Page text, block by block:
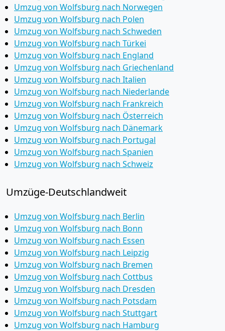
Umzug von Wolfsburg nach Norwegen
Umzug von Wolfsburg nach Polen
Umzug von Wolfsburg nach Schweden
Umzug von Wolfsburg nach Türkei
Umzug von Wolfsburg nach England
Umzug von Wolfsburg nach Griechenland
Umzug von Wolfsburg nach Italien
Umzug von Wolfsburg nach Niederlande
Umzug von Wolfsburg nach Frankreich
Umzug von Wolfsburg nach Österreich
Umzug von Wolfsburg nach Dänemark
Umzug von Wolfsburg nach Portugal
Umzug von Wolfsburg nach Spanien
Umzug von Wolfsburg nach Schweiz
Umzüge-Deutschlandweit
Umzug von Wolfsburg nach Berlin
Umzug von Wolfsburg nach Bonn
Umzug von Wolfsburg nach Essen
Umzug von Wolfsburg nach Leipzig
Umzug von Wolfsburg nach Bremen
Umzug von Wolfsburg nach Cottbus
Umzug von Wolfsburg nach Dresden
Umzug von Wolfsburg nach Potsdam
Umzug von Wolfsburg nach Stuttgart
Umzug von Wolfsburg nach Hamburg